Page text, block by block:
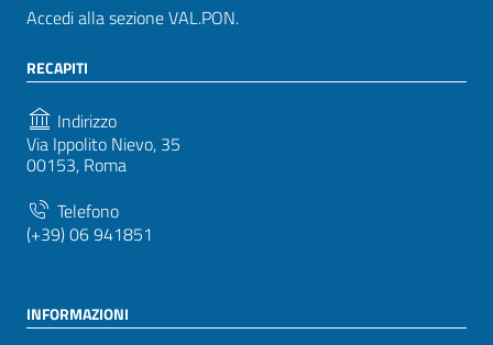
Accedi alla sezione VAL.PON.
RECAPITI
Indirizzo
Via Ippolito Nievo, 35
00153, Roma
Telefono
(+39) 06 941851
INFORMAZIONI